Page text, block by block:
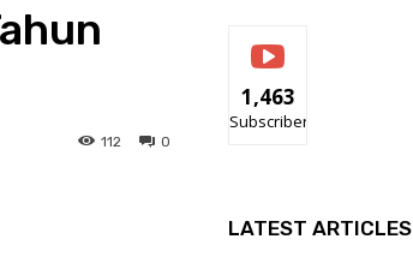
0
112
1,463
Subscribers
LATEST ARTICLES